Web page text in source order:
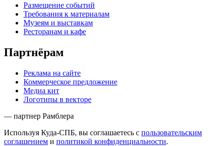
Размещение событий
Требования к материалам
Музеям и выставкам
Ресторанам и кафе
Партнёрам
Реклама на сайте
Коммерческое предложение
Медиа кит
Логотипы в векторе
— партнер Рамблера
Используя Куда-СПБ, вы соглашаетесь с пользовательским
соглашением и политикой конфиденциальности.